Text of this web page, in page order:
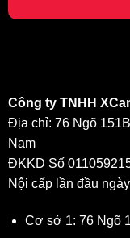
Công ty TNHH
Địa chỉ: 76 Ngõ
Nam
ĐKKD Số
Nội cấp lần đầu
Cơ sở 1: 76 Ngõ